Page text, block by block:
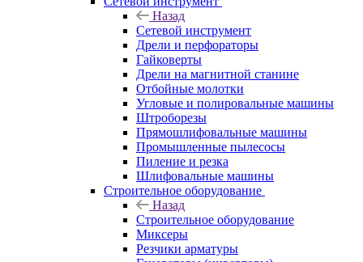
Назад
Сетевой инструмент
Дрели и перфораторы
Гайковерты
Дрели на магнитной станине
Отбойные молотки
Угловые и полировальные машины
Штроборезы
Прямошлифовальные машины
Промышленные пылесосы
Пиление и резка
Шлифовальные машины
Строительное оборудование
Назад
Строительное оборудование
Миксеры
Резчики арматуры